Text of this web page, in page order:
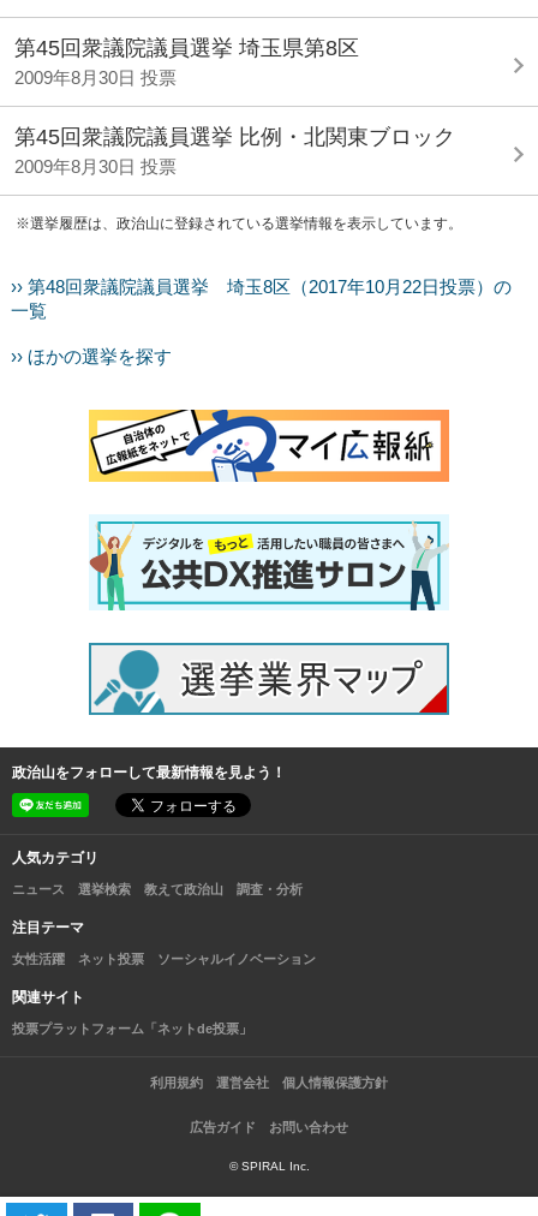
第45回衆議院議員選挙 埼玉県第8区
2009年8月30日 投票
第45回衆議院議員選挙 比例・北関東ブロック
2009年8月30日 投票
※選挙履歴は、政治山に登録されている選挙情報を表示しています。
›› 第48回衆議院議員選挙 埼玉8区（2017年10月22日投票）の
一覧
›› ほかの選挙を探す
政治山をフォローして最新情報を見よう！
人気カテゴリ
ニュース 選挙検索 教えて政治山 調査・分析
注目テーマ
女性活躍 ネット投票 ソーシャルイノベーション
関連サイト
投票プラットフォーム「ネットde投票」
利用規約 運営会社 個人情報保護方針
広告ガイド お問い合わせ
© SPIRAL Inc.